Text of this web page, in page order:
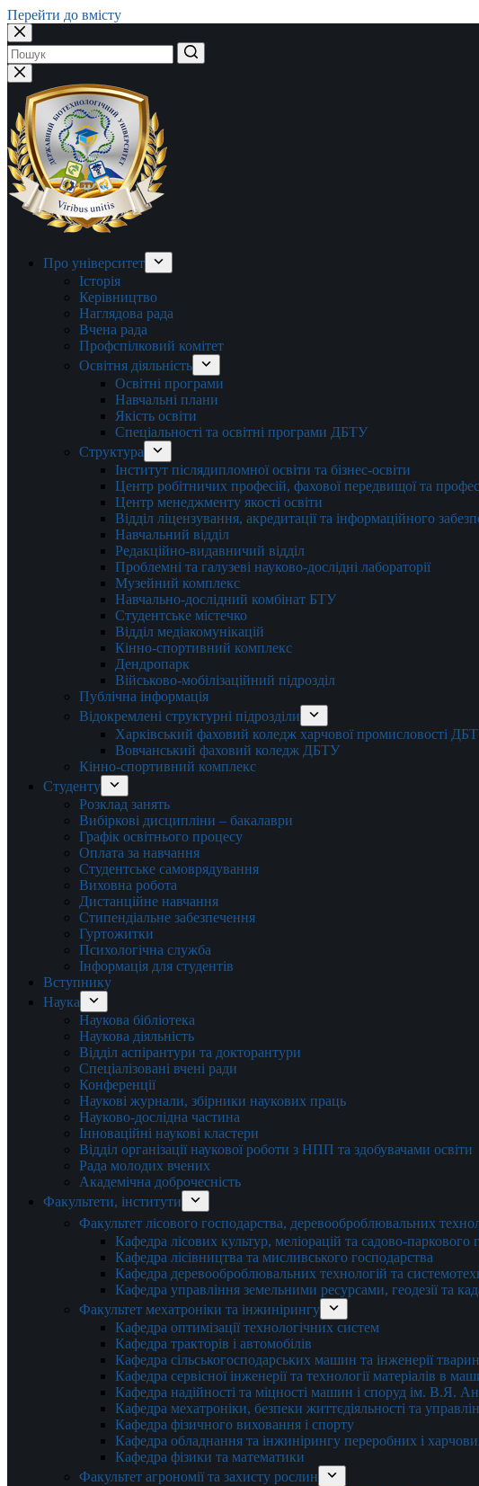
Перейти до вмісту
Немає
результатів
Про університет
Історія
Керівництво
Наглядова рада
Вчена рада
Профспілковий комітет
Освітня діяльність
Освітні програми
Навчальні плани
Якість освіти
Спеціальності та освітні програми ДБТУ
Структура
Інститут післядипломної освіти та бізнес-освіти
Центр робітничих професій, фахової передвищої та
Центр менеджменту якості освіти
Відділ ліцензування, акредитації та інформаційного
Навчальний відділ
Редакційно-видавничий відділ
Проблемні та галузеві науково-дослідні лабораторії
Музейний комплекс
Навчально-дослідний комбінат БТУ
Студентське містечко
Відділ медіакомунікацій
Кінно-спортивний комплекс
Дендропарк
Військово-мобілізаційний підрозділ
Публічна інформація
Відокремлені структурні підрозділи
Харківський фаховий коледж харчової промисловості
Вовчанський фаховий коледж ДБТУ
Кінно-спортивний комплекс
Студенту
Розклад занять
Вибіркові дисципліни – бакалаври
Графік освітнього процесу
Оплата за навчання
Студентське самоврядування
Виховна робота
Дистанційне навчання
Стипендіальне забезпечення
Гуртожитки
Психологічна служба
Інформація для студентів
Вступнику
Наука
Наукова бібліотека
Наукова діяльність
Відділ аспірантури та докторантури
Спеціалізовані вчені ради
Конференції
Наукові журнали, збірники наукових праць
Науково-дослідна частина
Інноваційні наукові кластери
Відділ організації наукової роботи з НПП та здобувачами освіти
Рада молодих вчених
Академічна доброчесність
Факультети, інститути
Факультет лісового господарства, деревооброблювальних
Кафедра лісових культур, меліорацій та садово-паркового
Кафедра лісівництва та мисливського господарства
Кафедра деревооброблювальних технологій та
Кафедра управління земельними ресурсами, геодезії та
Факультет мехатроніки та інжинірингу
Кафедра оптимізації технологічних систем
Кафедра тракторів і автомобілів
Кафедра сільськогосподарських машин та інженерії
Кафедра cервісної інженерії та технології матеріалів в
Кафедра надійності та міцності машин і споруд ім. В.Я.
Кафедра мехатроніки, безпеки життєдіяльності та
Кафедра фізичного виховання і спорту
Кафедра обладнання та інжинірингу переробних і
Кафедра фізики та математики
Факультет агрономії та захисту рослин